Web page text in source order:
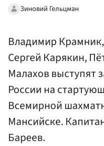
Зиновий Гельцман
Владимир
Сергей Карякин,
Малахов выступят
России на
Всемирной
Мансийске.
Бареев.